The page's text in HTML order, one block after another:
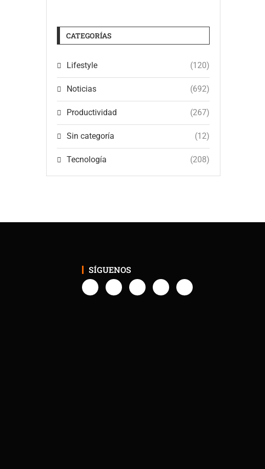
CATEGORÍAS
Lifestyle (120)
Noticias (692)
Productividad (267)
Sin categoría (12)
Tecnología (208)
SÍGUENOS